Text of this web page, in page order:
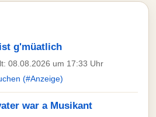
g'müatlich
08.08.2026 um 17:33 Uhr
(#Anzeige)
war a Musikant